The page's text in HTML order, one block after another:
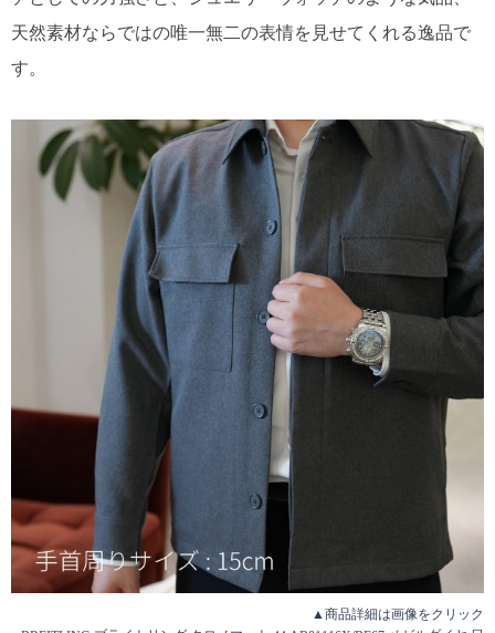
天然素材ならではの唯一無二の表情を見せてくれる逸品で
す。
▲商品詳細は画像をクリック